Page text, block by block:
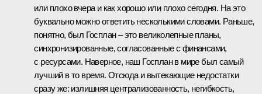
или плохо вчера и как хорошо или плохо сегодня. На это
буквально можно ответить несколькими словами. Раньше,
понятно, был Госплан – это великолепные планы,
синхронизированные, согласованные с финансами,
с ресурсами. Наверное, наш Госплан в мире был самый
лучший в то время. Отсюда и вытекающие недостатки
сразу же: излишняя централизованность, негибкость,